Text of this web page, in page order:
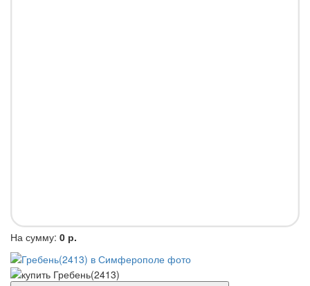
На сумму: 0 р.